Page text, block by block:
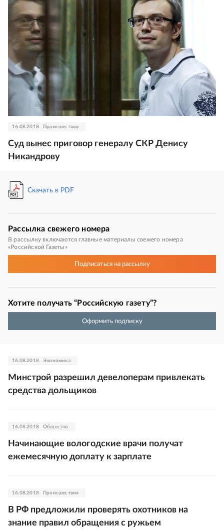
16.08.2018 Происшествия
Суд вынес приговор генералу СКР Денису
Никандрову
Скачать в PDF
Рассылка свежего номера
В рассылку включаются главные материалы свежего номера
«Российской Газеты»
Подписатьсяна рассылку
Хотите получать “Российскую газету”?
Оформить подписку
16.08.2018 Экономика
Минстрой разрешил девелоперам привлекать
средства дольщиков
16.08.2018 Общество
Начинающие вологодские врачи получат
ежемесячную доплату к зарплате
16.08.2018 Происшествия
В РФ предложили проверять охотников на
знание правил обращения с ружьем